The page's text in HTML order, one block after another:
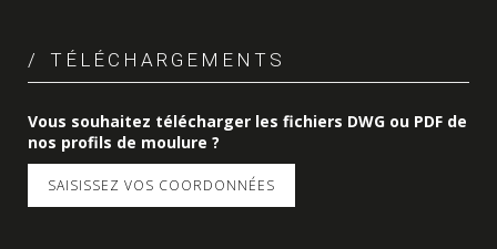
TÉLÉCHARGEMENTS
Vous souhaitez télécharger les fichiers DWG ou PDF de
nos profils de moulure ?
SAISISSEZ VOS COORDONNÉES